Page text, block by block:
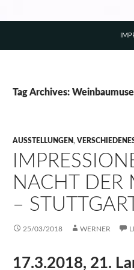
Tag Archives:
AUSSTELLUNGEN,
NACHT DER
–
25/03/2018 WERNER
17.3.2018, 21.